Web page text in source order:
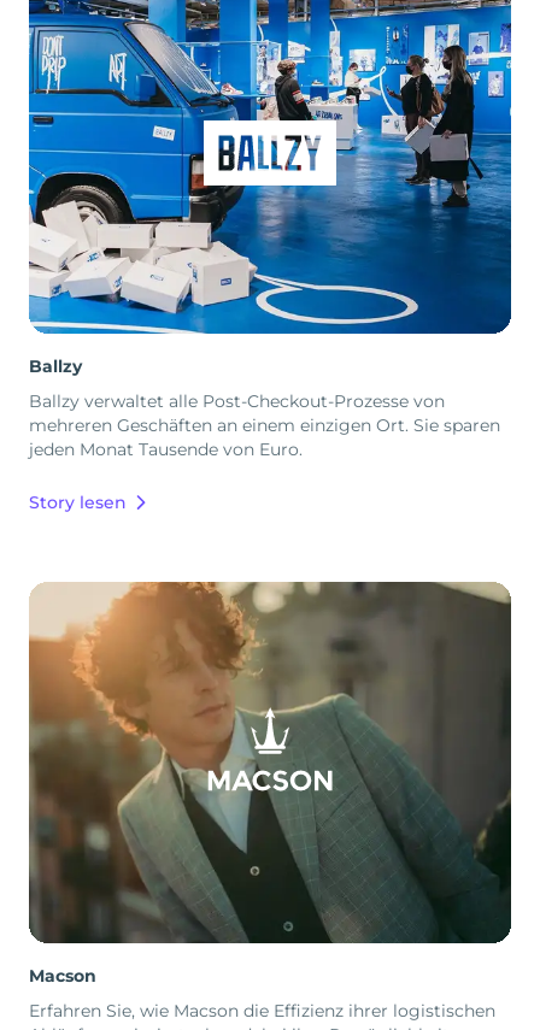
Ballzy
Ballzy verwaltet alle Post-Checkout-Prozesse von
mehreren Geschäften an einem einzigen Ort. Sie sparen
jeden Monat Tausende von Euro.
Story lesen
Macson
Erfahren Sie, wie Macson die Effizienz ihrer logistischen